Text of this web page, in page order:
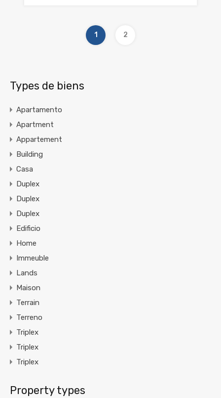
1 2
Types de biens
Apartamento
Apartment
Appartement
Building
Casa
Duplex
Duplex
Duplex
Edificio
Home
Immeuble
Lands
Maison
Terrain
Terreno
Triplex
Triplex
Triplex
Property types